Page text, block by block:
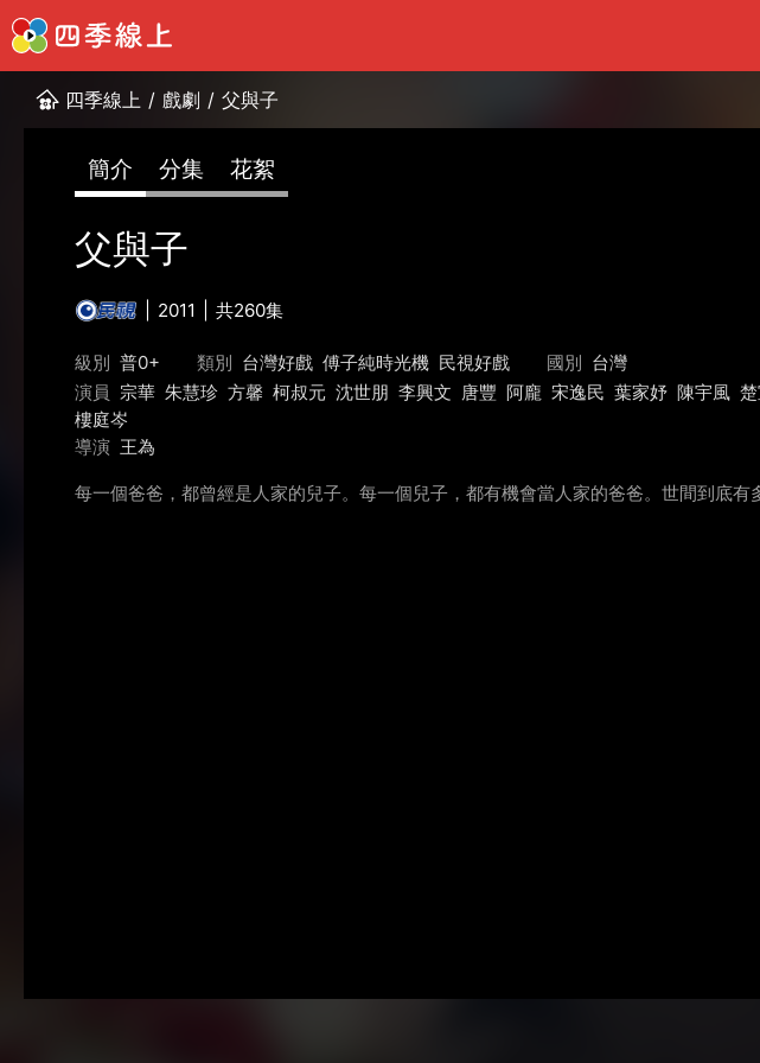
四季線上 / 戲劇 / 父與子
簡介 分集 花絮
父與子
2011 共260集
級別 普0+ 類別 台灣好戲 傅子純時光機 民視好戲 國別 台灣
演員 宗華 朱慧珍 方馨 柯叔元 沈世朋 李興文 唐豐 阿龐 宋逸民 葉家妤 陳宇風
樓庭岑
導演 王為
每一個爸爸，都曾經是人家的兒子。每一個兒子，都有機會當人家的爸爸。世間到底